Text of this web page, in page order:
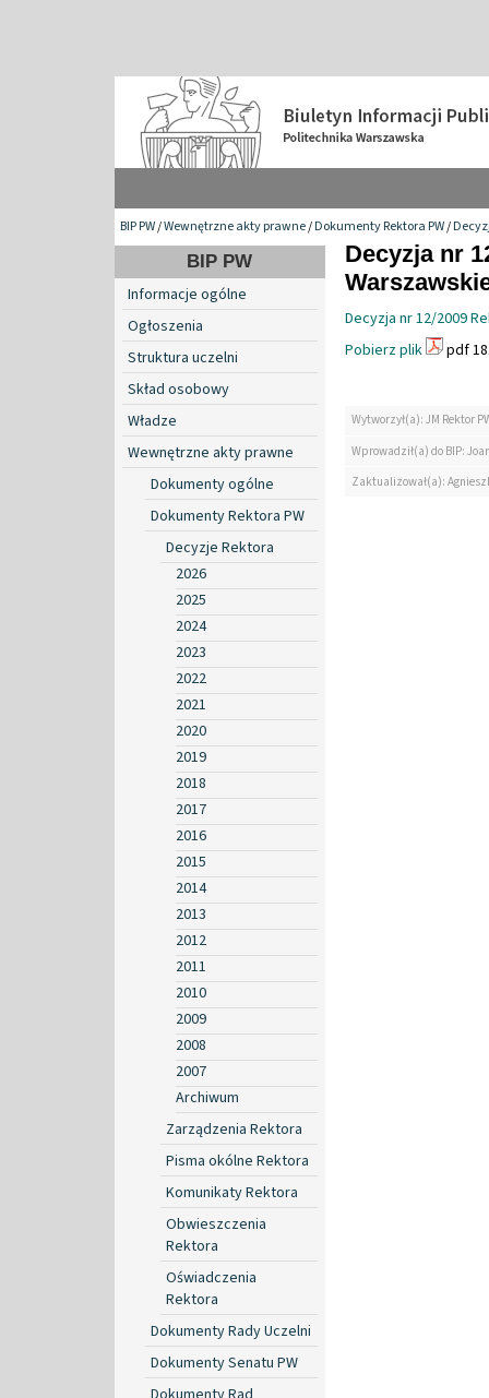
BIP PW/Wewnętrzne akty prawne/Dokumenty Rektora PW/
BIP PW
Informacje ogólne
Ogłoszenia
Struktura uczelni
Skład osobowy
Władze
Wewnętrzne akty prawne
Dokumenty ogólne
Dokumenty Rektora PW
Decyzje Rektora
2026
2025
2024
2023
2022
2021
2020
2019
2018
2017
2016
2015
2014
2013
2012
2011
2010
2009
2008
2007
Archiwum
Zarządzenia Rektora
Pisma okólne Rektora
Komunikaty Rektora
Obwieszczenia
Rektora
Oświadczenia
Rektora
Dokumenty Rady Uczelni
Dokumenty Senatu PW
Decyzja nr
Decyzja nr 12/2009
Pobierz plik
pdf
Wytworzył(a): JM Rektor
Wprowadził(a) do BIP:
Zaktualizował(a):